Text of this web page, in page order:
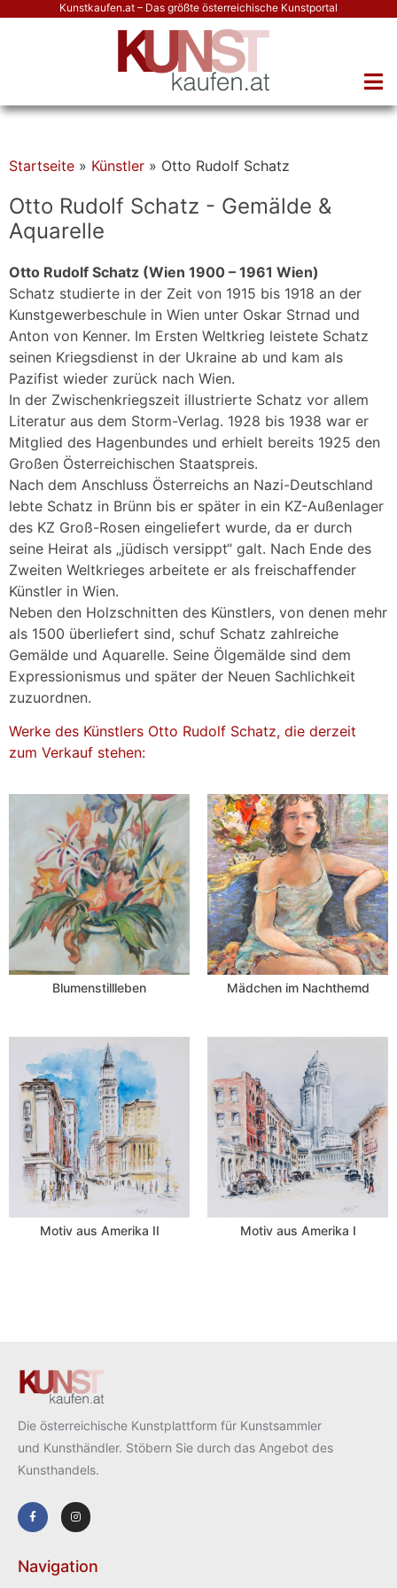
Kunstkaufen.at – Das größte österreichische Kunstportal
Startseite » Künstler » Otto Rudolf Schatz
Otto Rudolf Schatz - Gemälde &
Aquarelle
Otto Rudolf Schatz (Wien 1900 – 1961 Wien)
Schatz studierte in der Zeit von 1915 bis 1918 an der
Kunstgewerbeschule in Wien unter Oskar Strnad und
Anton von Kenner. Im Ersten Weltkrieg leistete Schatz
seinen Kriegsdienst in der Ukraine ab und kam als
Pazifist wieder zurück nach Wien.
In der Zwischenkriegszeit illustrierte Schatz vor allem
Literatur aus dem Storm-Verlag. 1928 bis 1938 war er
Mitglied des Hagenbundes und erhielt bereits 1925 den
Großen Österreichischen Staatspreis.
Nach dem Anschluss Österreichs an Nazi-Deutschland
lebte Schatz in Brünn bis er später in ein KZ-Außenlager
des KZ Groß-Rosen eingeliefert wurde, da er durch
seine Heirat als „jüdisch versippt“ galt. Nach Ende des
Zweiten Weltkrieges arbeitete er als freischaffender
Künstler in Wien.
Neben den Holzschnitten des Künstlers, von denen mehr
als 1500 überliefert sind, schuf Schatz zahlreiche
Gemälde und Aquarelle. Seine Ölgemälde sind dem
Expressionismus und später der Neuen Sachlichkeit
zuzuordnen.
Werke des Künstlers Otto Rudolf Schatz, die derzeit
zum Verkauf stehen:
Blumenstillleben Mädchen im Nachthemd
Motiv aus Amerika II Motiv aus Amerika I
Die österreichische Kunstplattform für Kunstsammler
und Kunsthändler. Stöbern Sie durch das Angebot des
Kunsthandels.
Navigation